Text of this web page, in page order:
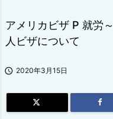
アメリカビザ P 就労
人ビザについて
 2020年3月15日